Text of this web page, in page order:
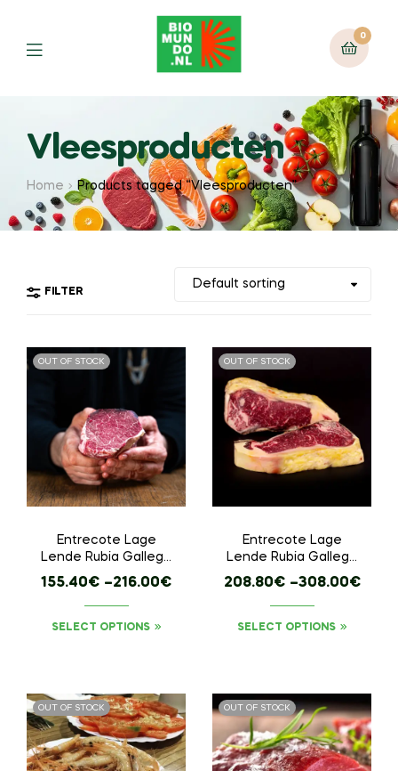
0
Vleesproducten
Home Products tagged “Vleesproducten”
FILTER
OUT OF STOCK
Entrecote Lage
Lende Rubia Gallega
– Hele Stuk
155.40€ –216.00€
SELECT OPTIONS
OUT OF STOCK
Entrecote Lage
Lende Rubia Gallega
– Hele Stuk
208.80€ –308.00€
SELECT OPTIONS
OUT OF STOCK OUT OF STOCK